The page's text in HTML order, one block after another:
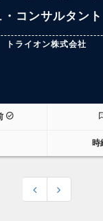
・コンサルタント
トライオン株式会社
時